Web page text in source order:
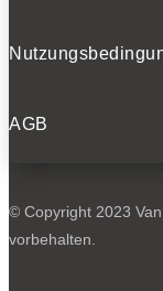
AGB
© Copyright 2023
vorbehalten.